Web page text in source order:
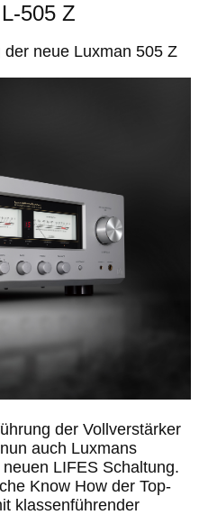
505 Z
neue Luxman 505 Z
der Vollverstärker
auch Luxmans
LIFES Schaltung.
Know How der Top-
klassenführender